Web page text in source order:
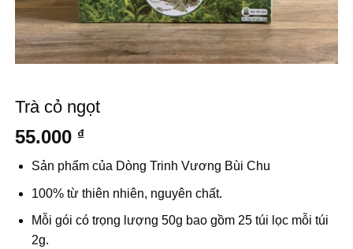
Trà cỏ ngọt
55.000 ₫
Sản phẩm của Dòng Trinh Vương Bùi Chu
100% từ thiên nhiên, nguyên chất.
Mỗi gói có trọng lượng 50g bao gồm 25 túi lọc mỗi túi
2g.